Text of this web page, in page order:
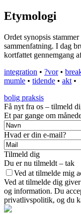
Etymologi
Ordet synopsis
sammenfatning. I dag
kortfattet gennemgang
integration • ?vor•
mumle • tidende • akt •
bolig praksis
Få nyt fra os – tilmeld
Et par gange om
Hvad er din e-mail?
Tilmeld dig
Du er nu tilmeldt – tak
Ved at tilmelde mig
Ved at tilmelde dig
og information. Du
privatlivspolitik, og du